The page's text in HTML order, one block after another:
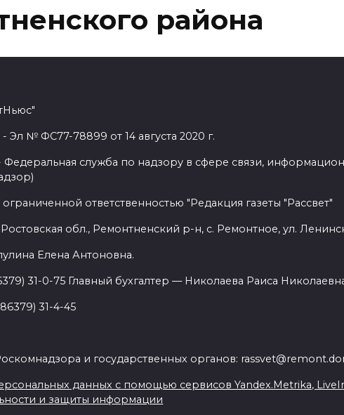
района
№ ФС77-78899 от 14 августа 2020 г.
служба по надзору в сфере связи,
ответственностью "Редакция газеты "Рассвет"
обл., Ремонтненский р-н, с. Ремонтное, ул.
Елена Антоновна.
31-0-75 Главный бухгалтер — Николаева Раиса
31-4-45
и государственных органов:
данных с помощью сервисов Yandex.Metrika,
и защиты информации